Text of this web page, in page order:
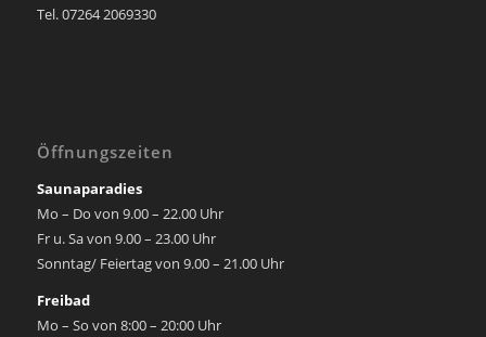
Tel. 07264 2069330
Öffnungszeiten
Saunaparadies
Mo – Do von 9.00 – 22.00 Uhr
Fr u. Sa von 9.00 – 23.00 Uhr
Sonntag/ Feiertag von 9.00 – 21.00 Uhr
Freibad
Mo – So von 8:00 – 20:00 Uhr